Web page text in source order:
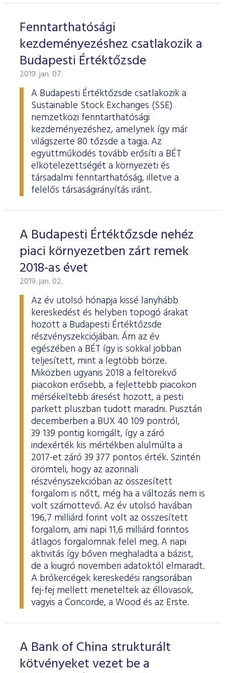
Fenntarthatósági
kezdeményezéshez csatlakozik a
Budapesti Értéktőzsde
2019. jan. 07.
A Budapesti Értéktőzsde csatlakozik a
Sustainable Stock Exchanges (SSE)
nemzetközi fenntarthatósági
kezdeményezéshez, amelynek így már
világszerte 80 tőzsde a tagja. Az
együttműködés tovább erősíti a BÉT
elkötelezettségét a környezeti és
társadalmi fenntarthatóság, illetve a
felelős társaságirányítás iránt.
A Budapesti Értéktőzsde nehéz
piaci környezetben zárt remek
2018-as évet
2019. jan. 02.
Az év utolsó hónapja kissé lanyhább
kereskedést és helyben topogó árakat
hozott a Budapesti Értéktőzsde
részvényszekciójában. Ám az év
egészében a BÉT így is sokkal jobban
teljesített, mint a legtöbb börze.
Miközben ugyanis 2018 a feltörekvő
piacokon erősebb, a fejlettebb piacokon
mérsékeltebb áresést hozott, a pesti
parkett pluszban tudott maradni. Pusztán
decemberben a BUX 40 109 pontról,
39 139 pontig korrigált, így a záró
indexérték kis mértékben alulmúlta a
2017-et záró 39 377 pontos érték. Szintén
örömteli, hogy az azonnali
részvényszekcióban az összesített
forgalom is nőtt, még ha a változás nem is
volt számottevő. Az év utolsó havában
196,7 milliárd forint volt az összesített
forgalom, ami napi 11,6 milliárd forintos
átlagos forgalomnak felel meg. A napi
aktivitás így bőven meghaladta a bázist,
de a kiugró novemberi adatoktól elmaradt.
A brókercégek kereskedési rangsorában
fej-fej mellett meneteltek az éllovasok,
vagyis a Concorde, a Wood és az Erste.
A Bank of China strukturált
kötvényeket vezet be a